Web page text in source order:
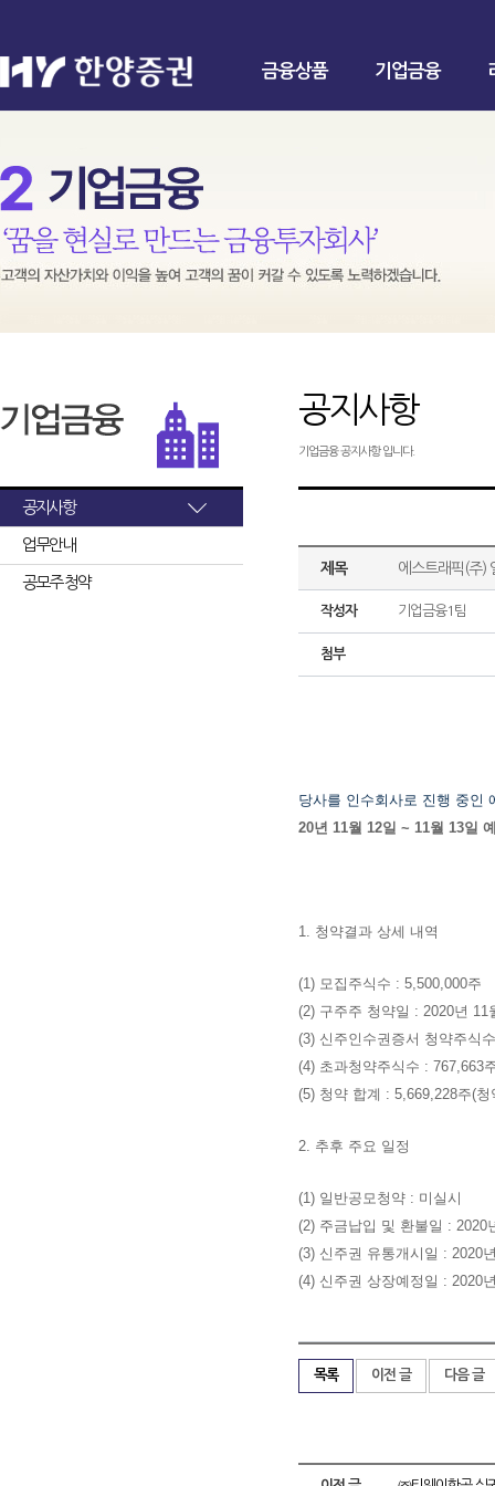
금융상품 기업금융
공지사항
업무안내
공모주 청약
공지사항
기업금융 공지사항 입니다.
제목 에스트래픽(주)
작성자 기업금융1팀
첨부
당사를 인수회사로 진행 중인
20년 11월 12일 ~ 11월 13일
1. 청약결과 상세 내역
(1) 모집주식수 : 5,500,000주
(2) 구주주 청약일 : 2020년 11
(3) 신주인수권증서 청약주식
(4) 초과청약주식수 : 767,663
(5) 청약 합계 : 5,669,228주(청
2. 추후 주요 일정
(1) 일반공모청약 : 미실시
(2) 주금납입 및 환불일 : 2020
(3) 신주권 유통개시일 : 2020
(4) 신주권 상장예정일 : 2020
목록 이전 글 다음 글